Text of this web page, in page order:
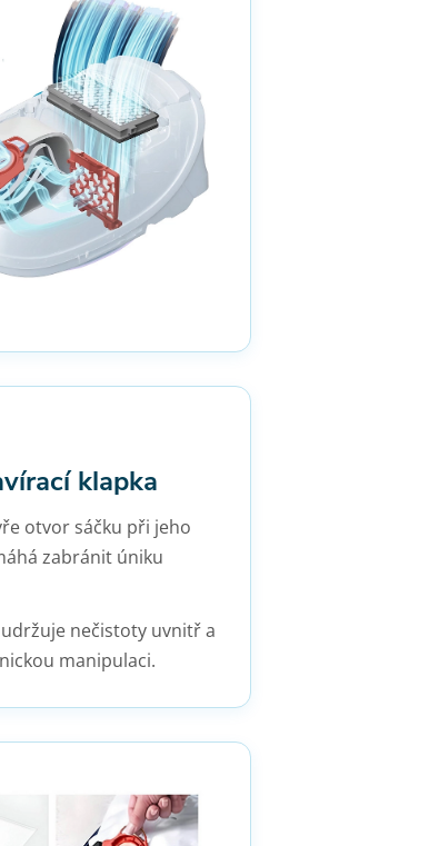
klapka
otvor sáčku při jeho
zabránit úniku
nečistoty uvnitř a
manipulaci.